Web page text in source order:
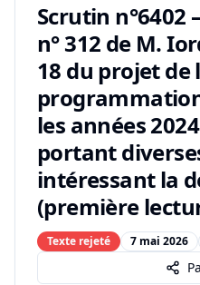
Scrutin
n° 312 de M.
18 du projet
les années
portant
intéressant la
(première
Texte rejeté 7 mai 2026